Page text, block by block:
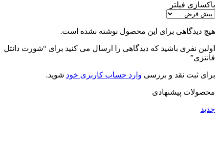
پاکسازی فیلتر
هیچ دیدگاهی برای این محصول نوشته نشده است.
اولین نفری باشید که دیدگاهی را ارسال می کنید برای “شورت دانتل
فانتزی”
برای ثبت نقد و بررسی وارد حساب کاربری خود شوید.
محصولات پیشنهادی
جدید